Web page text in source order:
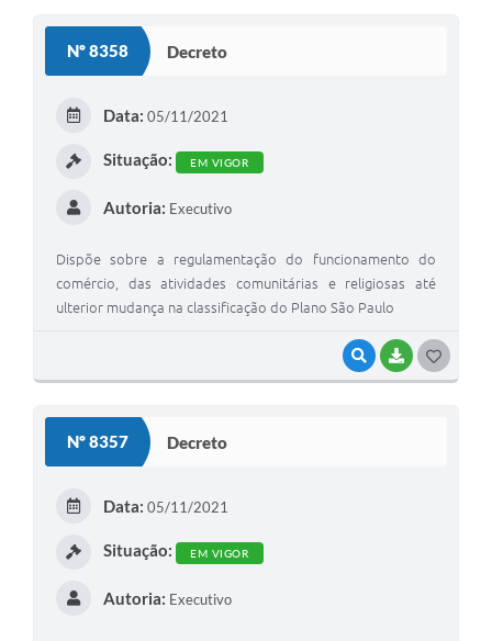
Nº 8358 Decreto
VISUALIZAR
BAIXAR
Data: 05/11/2021
Situação: EM VIGOR
Autoria: Executivo
Dispõe sobre a regulamentação do funcionamento do
comércio, das atividades comunitárias e religiosas até
ulterior mudança na classificação do Plano São Paulo
Nº 8357 Decreto
Data: 05/11/2021
Situação: EM VIGOR
Autoria: Executivo